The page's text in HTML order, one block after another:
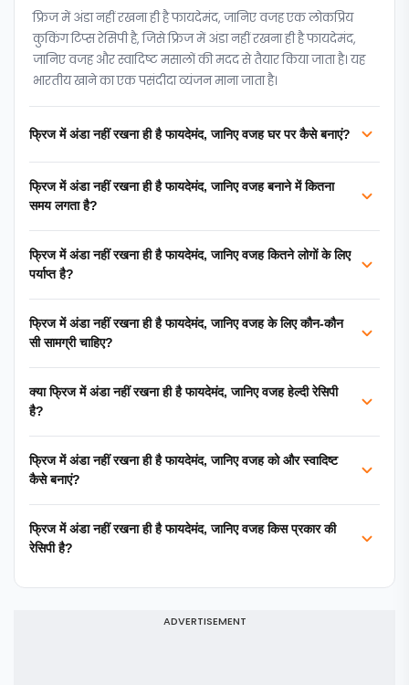
फ्रिज में अंडा नहीं रखना ही है फायदेमंद, जानिए वजह एक लोकप्रिय
कुकिंग टिप्‍स रेसिपी है, जिसे फ्रिज में अंडा नहीं रखना ही है फायदेमंद,
जानिए वजह और स्वादिष्ट मसालों की मदद से तैयार किया जाता है। यह
भारतीय खाने का एक पसंदीदा व्यंजन माना जाता है।
फ्रिज में अंडा नहीं रखना ही है फायदेमंद, जानिए वजह घर पर कैसे बनाएं?
फ्रिज में अंडा नहीं रखना ही है फायदेमंद, जानिए वजह बनाने में कितना
समय लगता है?
फ्रिज में अंडा नहीं रखना ही है फायदेमंद, जानिए वजह कितने लोगों के लिए
पर्याप्त है?
फ्रिज में अंडा नहीं रखना ही है फायदेमंद, जानिए वजह के लिए कौन-कौन
सी सामग्री चाहिए?
क्या फ्रिज में अंडा नहीं रखना ही है फायदेमंद, जानिए वजह हेल्दी रेसिपी
है?
फ्रिज में अंडा नहीं रखना ही है फायदेमंद, जानिए वजह को और स्वादिष्ट
कैसे बनाएं?
फ्रिज में अंडा नहीं रखना ही है फायदेमंद, जानिए वजह किस प्रकार की
रेसिपी है?
ADVERTISEMENT